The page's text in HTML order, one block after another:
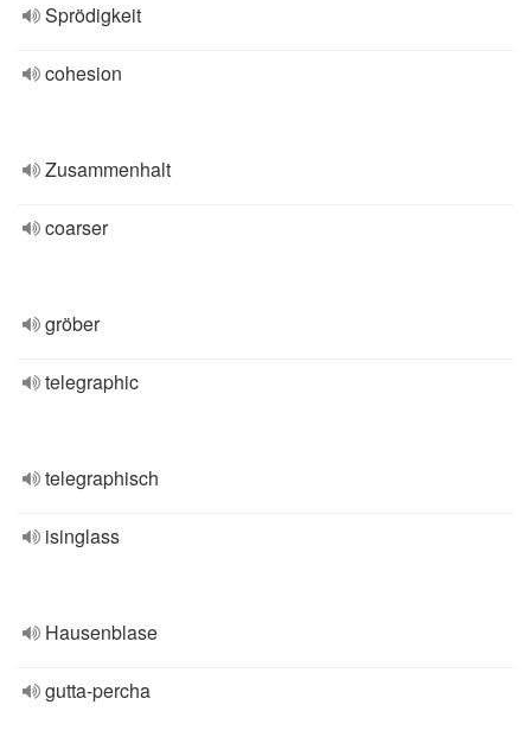
Sprödigkeit
cohesion
Zusammenhalt
coarser
gröber
telegraphic
telegraphisch
isinglass
Hausenblase
gutta-percha